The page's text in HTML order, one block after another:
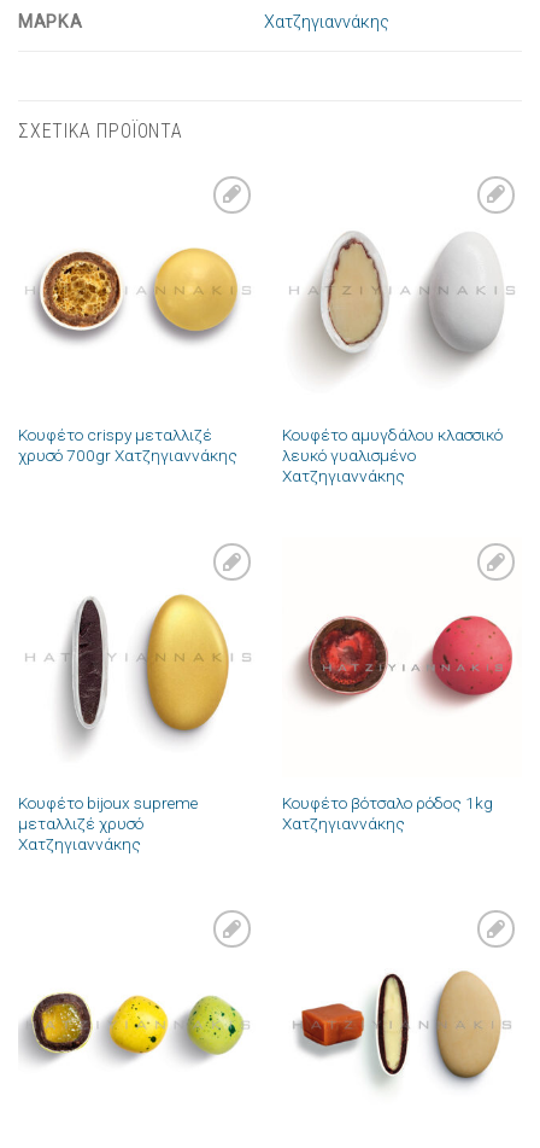
ΜΑΡΚΑ Χατζηγιαννάκης
ΣΧΕΤΙΚΑ ΠΡΟΪΟΝΤΑ
στην λίστα
επιθυμιών
Κουφέτο crispy μεταλλιζέ
χρυσό 700gr Χατζηγιαννάκης
Πρόσθήκη
στην λίστα
επιθυμιών
Κουφέτο αμυγδάλου κλασσικό
λευκό γυαλισμένο
Χατζηγιαννάκης
Πρόσθήκη
στην λίστα
επιθυμιών
Κουφέτο bijoux supreme
μεταλλιζέ χρυσό
Χατζηγιαννάκης
στην λίστα
επιθυμιών
Κουφέτο βότσαλο ρόδος 1kg
Χατζηγιαννάκης
επιθυμιών
στην λίστα
επιθυμιών